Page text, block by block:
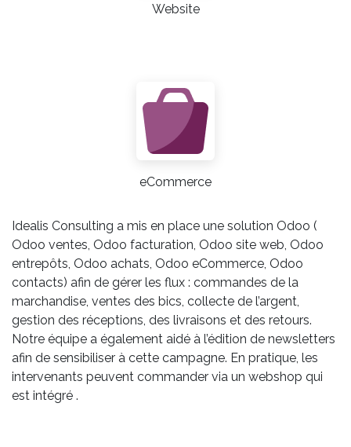
Website
eCommerce
Idealis Consulting a mis en place une solution Odoo (
Odoo ventes, Odoo facturation, Odoo site web, Odoo
entrepôts, Odoo achats, Odoo eCommerce, Odoo
contacts) afin de gérer les flux : commandes de la
marchandise, ventes des bics, collecte de l’argent,
gestion des réceptions, des livraisons et des retours.
Notre équipe a également aidé à l’édition de newsletters
afin de sensibiliser à cette campagne. En pratique, les
intervenants peuvent commander via un webshop qui
est intégré .